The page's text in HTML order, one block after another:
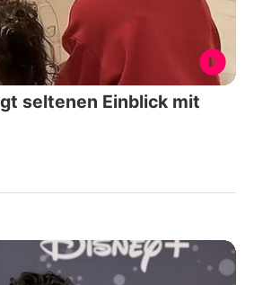
seltenen Einblick mit